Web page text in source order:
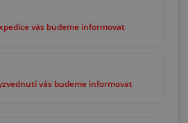
vás budeme informovat
vás budeme informovat